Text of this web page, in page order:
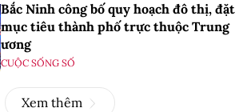
Bắc Ninh công bố quy hoạch đô thị, đặt
mục tiêu thành phố trực thuộc Trung
ương
CUỘC SỐNG SỐ
Xem thêm